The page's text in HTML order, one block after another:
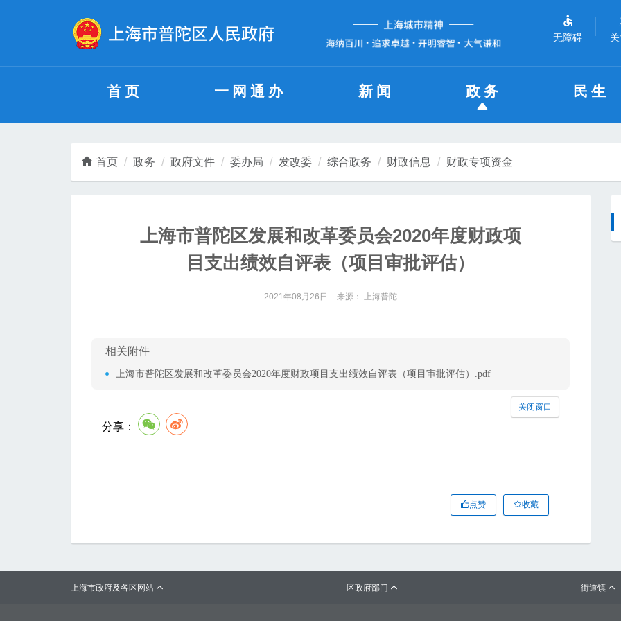
无障碍
首页 一网通办 新闻 政务 民生
首页 政务 政府文件 委办局 发改委 综合政务 财政信息 财政专项资金
上海市普陀区发展和改革委员会2020年度财政项
目支出绩效自评表（项目审批评估）
2021年08月26日 来源： 上海普陀
相关附件
上海市普陀区发展和改革委员会2020年度财政项目支出绩效自评表（项目审批评估）.pdf
分享：
关闭窗口
点赞 收藏
上海市政府及各区网站  区政府部门  街道镇 